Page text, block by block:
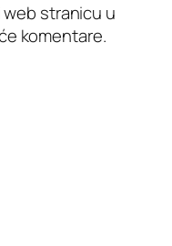
web stranicu u
komentare.